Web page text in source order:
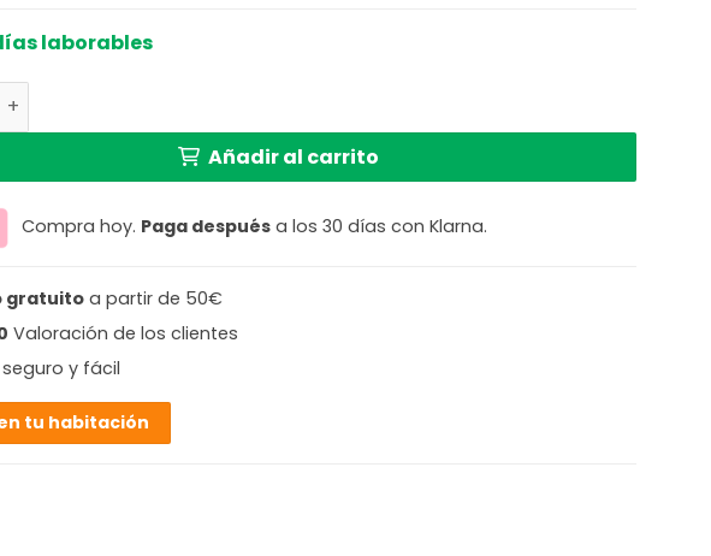
laborables
de Mesa Negra con Patrón Geométrico Steinhauer Stang naturel y
Añadir al carrito
Compra hoy. Paga después a los 30 días con Klarna.
gratuitoa partir de 50€
Valoración de los clientes
y fácil
tu habitación